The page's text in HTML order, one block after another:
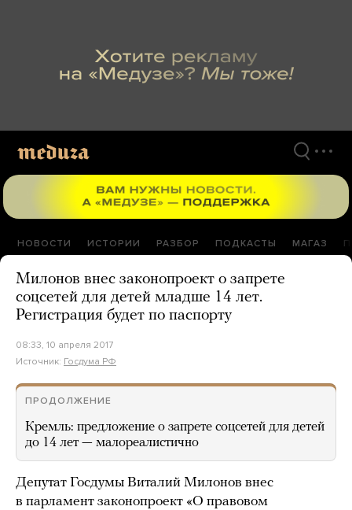
НОВОСТИ ИСТОРИИ РАЗБОР ПОДКАСТЫ МАГАЗ
Милонов внес законопроект о запрете
соцсетей для детей младше 14 лет.
Регистрация будет по паспорту
08:33, 10 апреля 2017
Источник: Госдума РФ
ПРОДОЛЖЕНИЕ
Кремль: предложение о запрете соцсетей для детей
до 14 лет — малореалистично
Депутат Госдумы Виталий Милонов внес
в парламент законопроект «О правовом